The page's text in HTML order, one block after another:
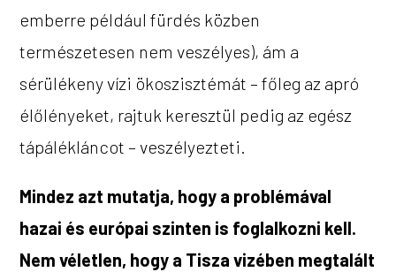
emberre például fürdés közben
természetesen nem veszélyes), ám a
sérülékeny vízi ökoszisztémát – főleg az apró
élőlényeket, rajtuk keresztül pedig az egész
tápálékláncot – veszélyezteti.
Mindez azt mutatja, hogy a problémával
hazai és európai szinten is foglalkozni kell.
Nem véletlen, hogy a Tisza vizében megtalált